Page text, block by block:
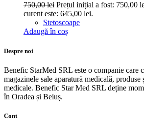
750,00lei Prețul inițial a fost: 750,00
curent este: 645,00 lei.
Stetoscoape
Adaugă în coș
Despre noi
Benefic StarMed SRL este o companie care
magazinele sale aparatură medicală, produse
medicale. Benefic Star Med SRL deține
în Oradea și Beiuș.
Cont